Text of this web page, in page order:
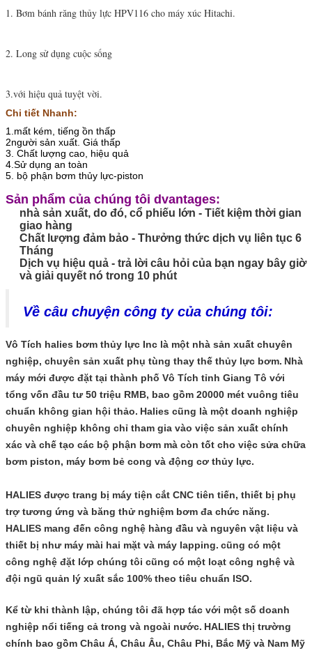
1. Bơm bánh răng thủy lực HPV116 cho máy xúc Hitachi.
2. Long sử dụng cuộc sống
3.với hiệu quả tuyệt vời.
Chi tiết Nhanh:
1.mất kém, tiếng ồn thấp
2người sản xuất. Giá thấp
3. Chất lượng cao, hiệu quả
4.Sử dụng an toàn
5. bộ phận bơm thủy lực-piston
Sản phẩm của chúng tôi dvantages:
nhà sản xuất, do đó, cổ phiếu lớn - Tiết kiệm thời gian
giao hàng
Chất lượng đảm bảo - Thưởng thức dịch vụ liên tục 6
Tháng
Dịch vụ hiệu quả - trả lời câu hỏi của bạn ngay bây giờ
và giải quyết nó trong 10 phút
Về câu chuyện công ty của chúng tôi:
Vô Tích halies bơm thủy lực Inc là một nhà sản xuất chuyên
nghiệp, chuyên sản xuất phụ tùng thay thế thủy lực bơm. Nhà
máy mới được đặt tại thành phố Vô Tích tỉnh Giang Tô với
tổng vốn đầu tư 50 triệu RMB, bao gồm 20000 mét vuông tiêu
chuẩn không gian hội thảo. Halies cũng là một doanh nghiệp
chuyên nghiệp không chỉ tham gia vào việc sản xuất chính
xác và chế tạo các bộ phận bơm mà còn tốt cho việc sửa chữa
bơm piston, máy bơm bẻ cong và động cơ thủy lực.
HALIES được trang bị máy tiện cắt CNC tiên tiến, thiết bị phụ
trợ tương ứng và băng thử nghiệm bơm đa chức năng.
HALIES mang đến công nghệ hàng đầu và nguyên vật liệu và
thiết bị như máy mài hai mặt và máy lapping. cũng có một
công nghệ đặt lớp chúng tôi cũng có một loạt công nghệ và
đội ngũ quản lý xuất sắc 100% theo tiêu chuẩn ISO.
Kể từ khi thành lập, chúng tôi đã hợp tác với một số doanh
nghiệp nổi tiếng cả trong và ngoài nước. HALIES thị trường
chính bao gồm Châu Á, Châu Âu, Châu Phi, Bắc Mỹ và Nam Mỹ